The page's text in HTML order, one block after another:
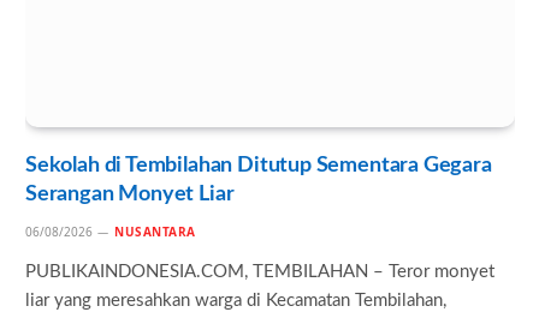
Sekolah di Tembilahan Ditutup Sementara Gegara
Serangan Monyet Liar
06/08/2026 NUSANTARA
PUBLIKAINDONESIA.COM, TEMBILAHAN – Teror monyet
liar yang meresahkan warga di Kecamatan Tembilahan,